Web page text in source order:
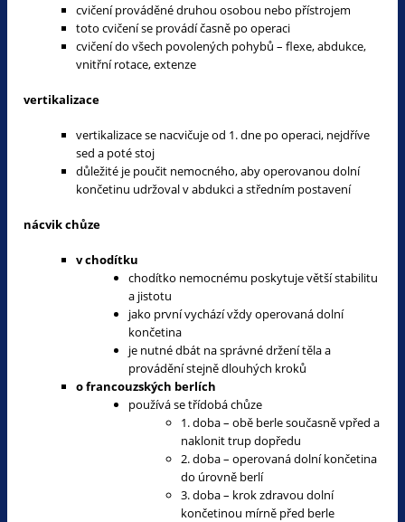
cvičení prováděné druhou osobou nebo přístrojem
toto cvičení se provádí časně po operaci
cvičení do všech povolených pohybů – flexe, abdukce,
vnitřní rotace, extenze
vertikalizace
vertikalizace se nacvičuje od 1. dne po operaci, nejdříve
sed a poté stoj
důležité je poučit nemocného, aby operovanou dolní
končetinu udržoval v abdukci a středním postavení
nácvik chůze
v chodítku
chodítko nemocnému poskytuje větší stabilitu
a jistotu
jako první vychází vždy operovaná dolní
končetina
je nutné dbát na správné držení těla a
provádění stejně dlouhých kroků
o francouzských berlích
používá se třídobá chůze
1. doba – obě berle současně vpřed a
naklonit trup dopředu
2. doba – operovaná dolní končetina
do úrovně berlí
3. doba – krok zdravou dolní
končetinou mírně před berle